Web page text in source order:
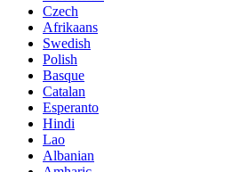
Czech
Afrikaans
Swedish
Polish
Basque
Catalan
Esperanto
Hindi
Lao
Albanian